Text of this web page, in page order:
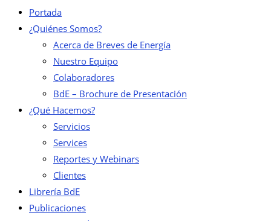
Portada
¿Quiénes Somos?
Acerca de Breves de Energía
Nuestro Equipo
Colaboradores
BdE – Brochure de Presentación
¿Qué Hacemos?
Servicios
Services
Reportes y Webinars
Clientes
Librería BdE
Publicaciones